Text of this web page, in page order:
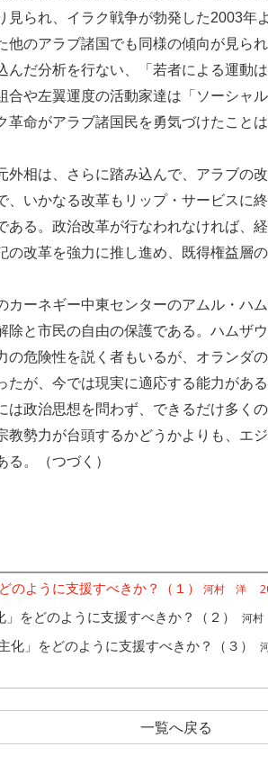
見られ、イラク戦争が勃発した2003年
他のアラブ諸国でも同様の傾向が見ら
んだ分析を行ない、「若者による運動
合や左翼運度の活動家達は「ソーシャ
命がアラブ諸国民を勇気づけたことは
相は、さらに踏み込んで、アラブの
、いかなる改革もリップ・サービスに
ある。政治改革が行なわれなければ、
改革を強力に推し進め、既得権益層
ーネギー中東センターのアムル・ハ
除と市民の自由の保護である。ハムザ
危険性を説く者もいるが、オランダ
たが、今では現実に適応する能力があ
は政治思想を問わず、できるだけ多く
教勢力が台頭するかどうかよりも、エ
。（つづく）
のように支援すべきか？（１） 河村 洋
をどのように支援すべきか？（２） 河
化」をどのように支援すべきか？（３）
一覧へ戻る